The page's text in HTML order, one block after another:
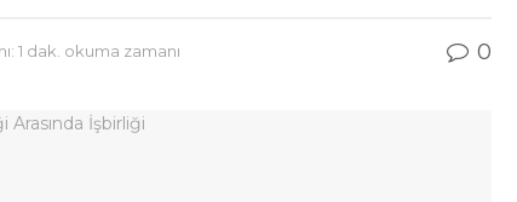
1 dak. okuma zamanı 0